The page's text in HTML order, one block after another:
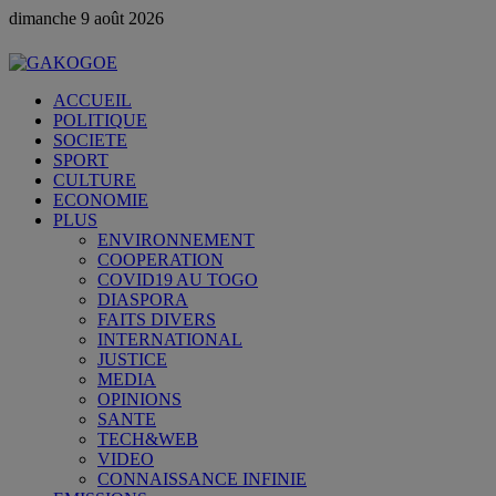
dimanche 9 août 2026
ACCUEIL
POLITIQUE
SOCIETE
SPORT
CULTURE
ECONOMIE
PLUS
ENVIRONNEMENT
COOPERATION
COVID19 AU TOGO
DIASPORA
FAITS DIVERS
INTERNATIONAL
JUSTICE
MEDIA
OPINIONS
SANTE
TECH&WEB
VIDEO
CONNAISSANCE INFINIE